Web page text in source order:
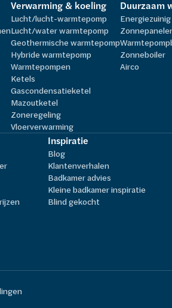
Verwarming & koeling
Lucht/lucht-warmtepomp
Lucht/water warmtepomp
Geothermische warmtepomp
Hybride warmtepomp
Warmtepompen
Ketels
Gascondensatieketel
Mazoutketel
Zoneregeling
Vloerverwarming
Duurzaam
Zonneboiler
Airco
Inspiratie
Blog
Klantenverhalen
Badkamer advies
Kleine badkamer inspiratie
Blind gekocht